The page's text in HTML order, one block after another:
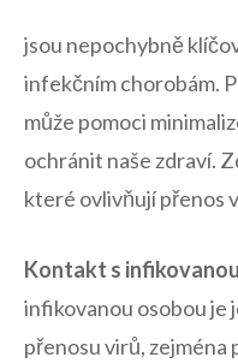
jsou​ nepochybně
‌infekčním ​chorobám.
může pomoci
ochránit ​naše zdraví.
které ovlivňují přenos
Kontakt s
infikovanou osobou je
⁤přenosu virů,